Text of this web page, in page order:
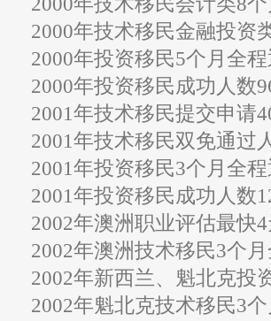
2000年技术移民金融投资
2000年投资移民5个月全程
2000年投资移民成功人数
2001年技术移民提交申请
2001年技术移民双免通过
2001年投资移民3个月全程
2001年投资移民成功人数
2002年澳洲职业评估最快4
2002年澳洲技术移民3个月
2002年新西兰、魁北克投
2002年魁北克技术移民3个